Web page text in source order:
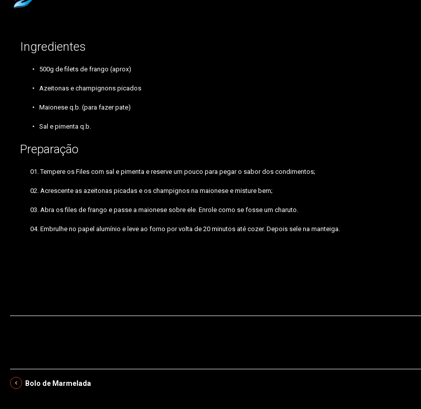
Ingredientes
500g de filets de frango (aprox)
Azeitonas e champignons picados
Maionese q.b. (para fazer pate)
Sal e pimenta q.b.
Preparação
Tempere os Files com sal e pimenta e reserve um pouco para pegar o sabor dos condimentos;
Acrescente as azeitonas picadas e os champignos na maionese e misture bem;
Abra os files de frango e passe a maionese sobre ele. Enrole como se fosse um charuto.
Embrulhe no papel alumínio e leve ao forno por volta de 20 minutos até cozer. Depois sele na manteiga.
Bolo de Marmelada